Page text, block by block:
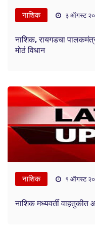
नाशिक ३ ऑगस्ट
नाशिक, रायगडचा
मोठं विधान
नाशिक १ ऑगस्ट
नाशिक मध्यवर्ती